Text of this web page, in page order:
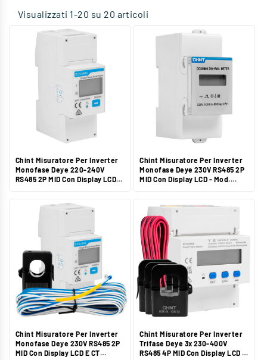
Visualizzati 1-20 su 20 articoli
Chint Misuratore Per Inverter
Monofase Deye 220-240V
RS485 2P MID Con Display LCD
Chint Misuratore Per Inverter
Monofase Deye 230V RS485 2P
MID Con Display LCD - Mod.
Chint Misuratore Per Inverter
Monofase Deye 230V RS485 2P
MID Con Display LCD E CT
Chint Misuratore Per Inverter
Trifase Deye 3x 230-400V
RS485 4P MID Con Display LCD E